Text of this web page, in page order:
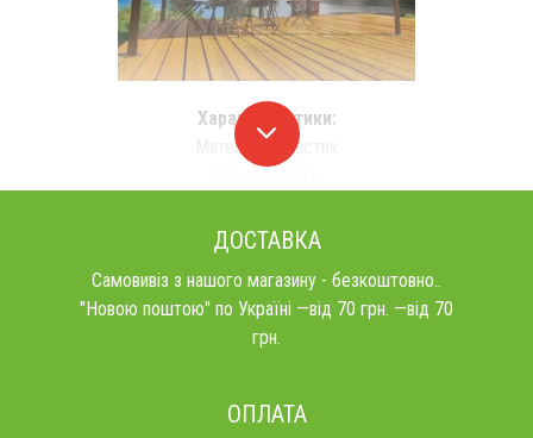
Характеристики:
Матеріал: Пластик
ДОСТАВКА
Самовивіз з нашого магазину - безкоштовно..
"Новою поштою" по Україні —від 70 грн. —від 70
грн.
ОПЛАТА